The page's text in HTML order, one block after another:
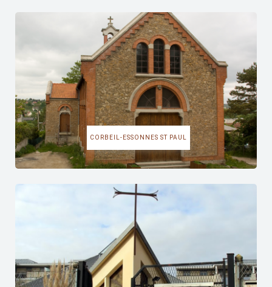
CORBEIL-ESSONNES ST PAUL